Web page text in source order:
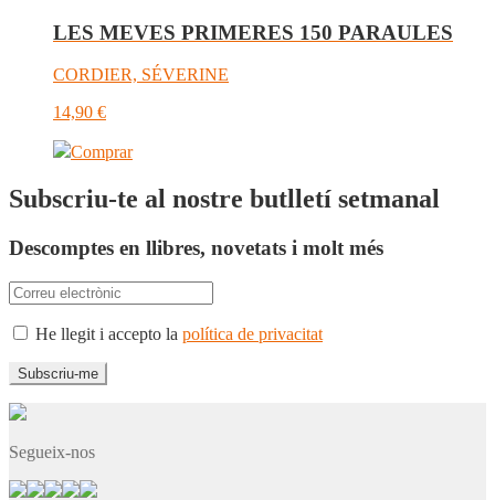
LES MEVES PRIMERES 150 PARAULES
CORDIER, SÉVERINE
14,90 €
Comprar
Subscriu-te al nostre butlletí setmanal
Descomptes en llibres, novetats i molt més
He llegit i accepto la política de privacitat
Segueix-nos